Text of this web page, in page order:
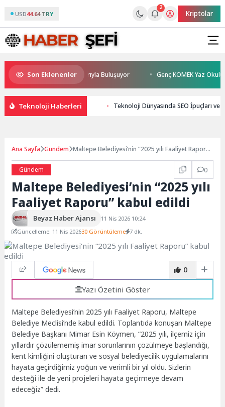
USD44.64 TRY
2
Kriptolar
Son Eklenenler
TESAK’ta Okurlarıyla Buluşuyor Genç KOMEK Yaz Okulu
Teknoloji Haberleri Teknoloji Dünyasında SEO İpuçları ve
Ana Sayfa Gündem Maltepe Belediyesi’nin “2025 yılı Faaliyet Raporu”
Gündem
0
Maltepe Belediyesi’nin “2025 yılı
Faaliyet Raporu” kabul edildi
Beyaz Haber Ajansı
11 Nis 2026 10:24
Güncelleme: 11 Nis 202630 Görüntüleme 7 dk.
0
Yazı Özetini Göster
Maltepe Belediyesi’nin 2025 yılı Faaliyet Raporu, Maltepe
Belediye Meclisi’nde kabul edildi. Toplantıda konuşan Maltepe
Belediye Başkanı Mimar Esin Köymen, “2025 yılı, ilçemiz için
yıllardır çözülememiş imar sorunlarının çözülmeye başlandığı,
kent kimliğini oluşturan ve sosyal belediyecilik uygulamalarını
hayata geçirdiğimiz yoğun ve verimli bir yıl oldu. Sizlerin
desteği ile de yeni projeleri hayata geçirmeye devam
edeceğiz” dedi.